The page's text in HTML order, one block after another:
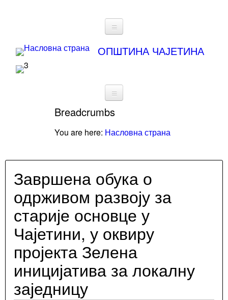
Статут
Информатор
раду
Реализовали
смо
Златиборске
вести
ОПШТИНА ЧАЈЕТИНА
О
Инфраструктура
Култура
Образовање
Удружења
и
НВО
Локална
самоуправа
Breadcrumbs
You are here: Насловна страна
Завршена обука о
одрживом развоју за
старије основце у
Чајетини, у оквиру
пројекта Зелена
иницијатива за локалну
заједницу